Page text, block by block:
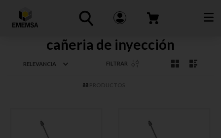
cañeria de inyección
RELEVANCIA FILTRAR
88